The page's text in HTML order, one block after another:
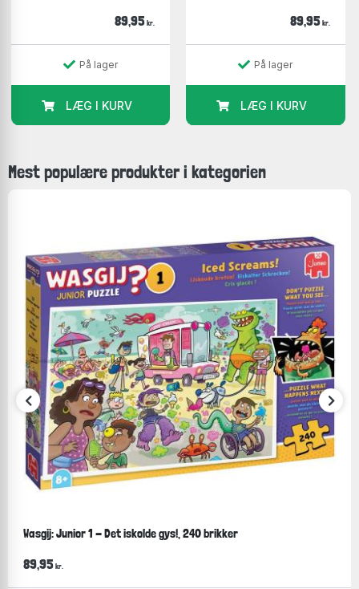
89,95 kr.
På lager
LÆG I KURV
89,95 kr.
På lager
LÆG I KURV
Mest populære produkter i kategorien
Wasgij: Junior 1 - Det iskolde gys!, 240 brikker
89,95 kr.